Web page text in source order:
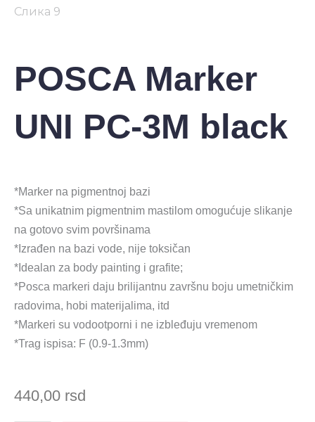
POSCA Marker
UNI PC-3M black
*Marker na pigmentnoj bazi
*Sa unikatnim pigmentnim mastilom omogućuje slikanje
na gotovo svim površinama
*Izrađen na bazi vode, nije toksičan
*Idealan za body painting i grafite;
*Posca markeri daju brilijantnu završnu boju umetničkim
radovima, hobi materijalima, itd
*Markeri su vodootporni i ne izbleđuju vremenom
*Trag ispisa: F (0.9-1.3mm)
440,00 rsd